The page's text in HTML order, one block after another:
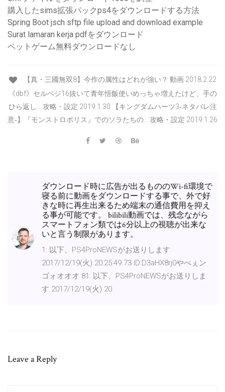
購入したsims拡張パックps4をダウンロードする方法
Spring Boot jsch sftp file upload and download example
Surat lamaran kerja pdfをダウンロード
ペットゲーム無料ダウンロードなし
【真・三國無双8】今作の属性はどれが強い？ 動画 2018.2.22
《dbf》セルベジ16抜いて青年悟飯使いめっちゃ増えたけど、手の
ひら返し… 攻略・設定 2019.1.30 【キングダムハーツ3‐ネタバレ注
意‐】『モンストロポリス』でのソラたちの… 攻略・設定 2019.1.26
ダウンロード時に広告が出るもののWi-fi環境で
寝る前に動画をダウンロードする事で、外で好
きな時に再生出来るため端末の通信費用を抑え
る事が可能です。 bilibili動画では、残念ながら
スマートフォン類では6分以上の視聴が出来な
いと言う制限があります。
1: 以下、PS4ProNEWSがお送りします
2017/12/19(火) 20:25:49.73 ID:D3aHX8rj0やべぇン
ゴォオオオ 81: 以下、PS4ProNEWSがお送りしま
す 2017/12/19(火) 20
Leave a Reply